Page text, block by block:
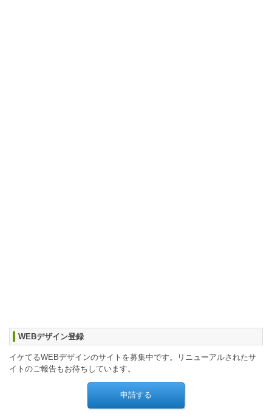
WEBデザイン登録
イケてるWEBデザインのサイトを募集中です。リニューアルされたサ
イトのご報告もお待ちしています。